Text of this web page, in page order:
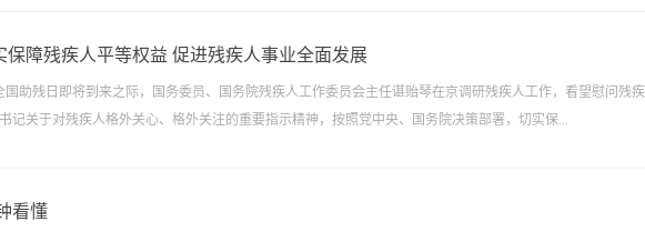
障残疾人平等权益 促进残疾人事业全面发展
助残日即将到来之际，国务委员、国务院残疾人工作委员会主任谌贻琴在京调研残疾人工作，看望慰问残疾
记关于对残疾人格外关心、格外关注的重要指示精神，按照党中央、国务院决策部署，切实保...
看懂